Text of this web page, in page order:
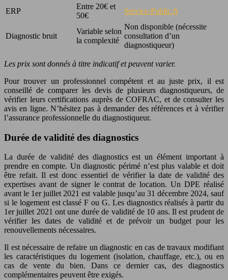
ERP
Entre 20€ et
50€
Service-Public.fr
Diagnostic bruit
Variable selon
la complexité
Non disponible (nécessite
consultation d’un
diagnostiqueur)
Les prix sont donnés à titre indicatif et peuvent varier.
Pour trouver un professionnel compétent et au juste prix, il est
conseillé de comparer les devis de plusieurs diagnostiqueurs, de
vérifier leurs certifications auprès de COFRAC, et de consulter les
avis en ligne. N’hésitez pas à demander des références et à vérifier
l’assurance professionnelle du diagnostiqueur.
Durée de validité des diagnostics
La durée de validité des diagnostics est un élément important à
prendre en compte. Un diagnostic périmé n’est plus valable et doit
être refait. Il est donc essentiel de vérifier la date de validité des
expertises avant de signer le contrat de location. Un DPE réalisé
avant le 1er juillet 2021 est valable jusqu’au 31 décembre 2024, sauf
si le logement est classé F ou G. Les diagnostics réalisés à partir du
1er juillet 2021 ont une durée de validité de 10 ans. Il est prudent de
vérifier les dates de validité et de prévoir un budget pour les
renouvellements nécessaires.
Il est nécessaire de refaire un diagnostic en cas de travaux modifiant
les caractéristiques du logement (isolation, chauffage, etc.), ou en
cas de vente du bien. Dans ce dernier cas, des diagnostics
complémentaires peuvent être exigés.